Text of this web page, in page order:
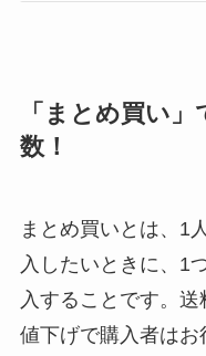
「まとめ買い
数！
まとめ買いとは、1
入したいときに、1
入することです。
値下げで購入者は